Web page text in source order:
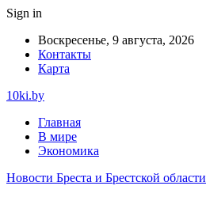
Sign in
Воскресенье, 9 августа, 2026
Контакты
Карта
10ki.by
Главная
В мире
Экономика
Новости Бреста и Брестской области